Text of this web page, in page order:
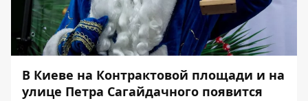
В Киеве на Контрактовой площади и на
улице Петра Сагайдачного появится